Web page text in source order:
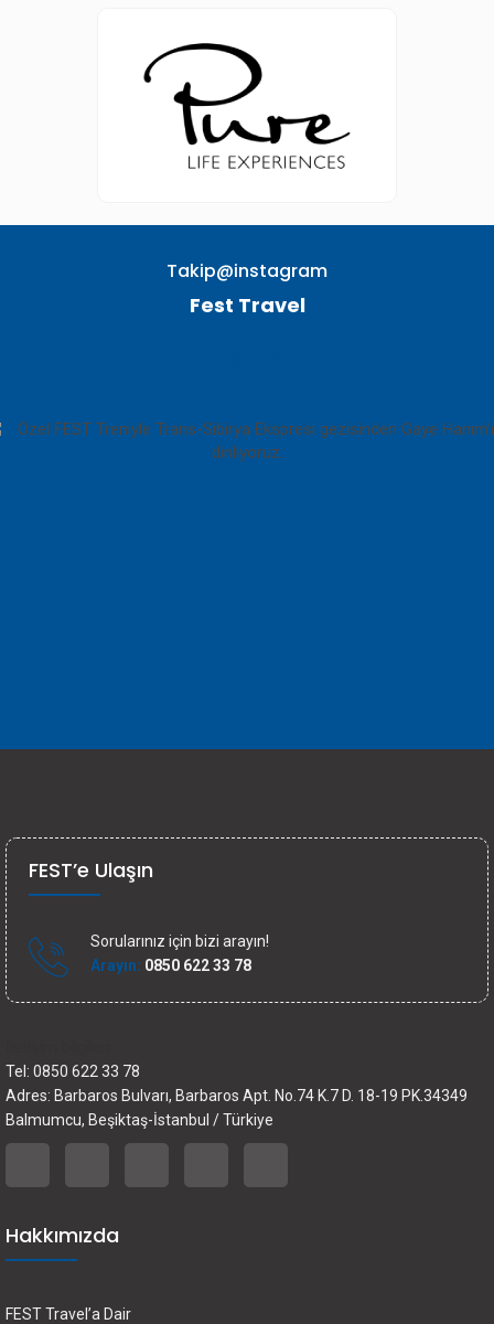
Takip@instagram
Fest Travel
FEST’e Ulaşın
Sorularınız için bizi arayın!
Arayın: 0850 622 33 78
Tel: 0850 622 33 78
Adres: Barbaros Bulvarı, Barbaros Apt. No.74 K.7 D. 18-19 PK.34349
Balmumcu, Beşiktaş-İstanbul / Türkiye
Hakkımızda
FEST Travel’a Dair